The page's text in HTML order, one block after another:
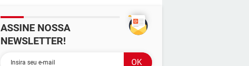
ASSINE NOSSA
NEWSLETTER!